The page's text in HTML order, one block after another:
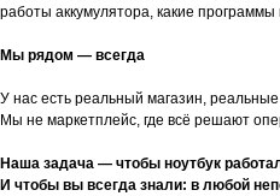
работы аккумулятора, какие
Мы рядом — всегда
У нас есть реальный магазин,
Мы не маркетплейс, где всё решают
Наша задача — чтобы ноутбук
И чтобы вы всегда знали: в любой